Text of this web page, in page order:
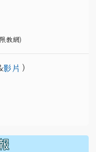
教網)
影片 ）